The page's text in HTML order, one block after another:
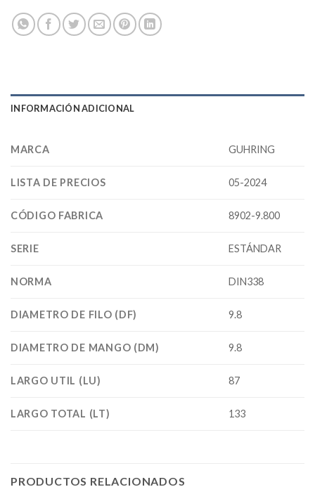
INFORMACIÓN ADICIONAL
MARCA GUHRING
LISTA DE PRECIOS 05-2024
CÓDIGO FABRICA 8902-9.800
SERIE ESTÁNDAR
NORMA DIN338
DIAMETRO DE FILO (DF) 9.8
DIAMETRO DE MANGO (DM) 9.8
LARGO UTIL (LU) 87
LARGO TOTAL (LT) 133
PRODUCTOS RELACIONADOS